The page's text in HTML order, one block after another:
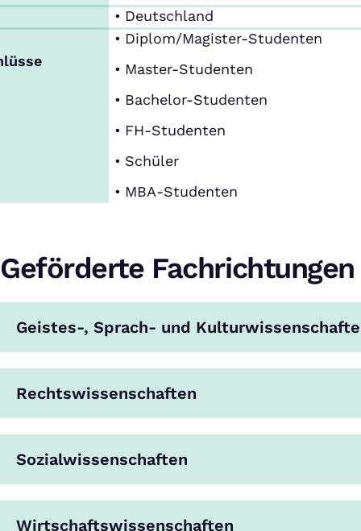
Deutschland
Diplom/Magister-Studenten
Master-Studenten
Bachelor-Studenten
FH-Studenten
Schüler
MBA-Studenten
Geförderte Fachrichtungen
Geistes-, Sprach- und
Rechtswissenschaften
Sozialwissenschaften
Wirtschaftswissenschaften